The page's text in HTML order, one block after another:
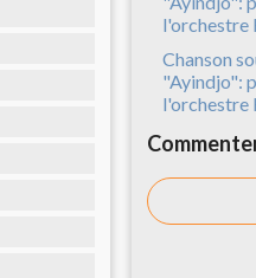
Chanson
"Ayindjo":
l'orchestre